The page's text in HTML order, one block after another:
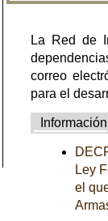
La Red de
correo
para el
Información
Ley
el